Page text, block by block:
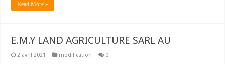
Read More »
E.M.Y LAND AGRICULTURE SARL AU
2 avril 2021 modification 0